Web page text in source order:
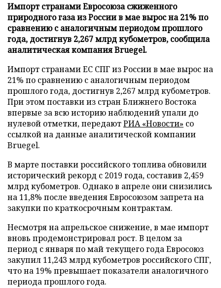
Импорт странами Евросоюза сжиженного
природного газа из России в мае вырос на 21% по
сравнению с аналогичным периодом прошлого
года, достигнув 2,267 млрд кубометров, сообщила
аналитическая компания Bruegel.
Импорт странами ЕС СПГ из России в мае вырос на
21% по сравнению с аналогичным периодом
прошлого года, достигнув 2,267 млрд кубометров.
При этом поставки из стран Ближнего Востока
впервые за всю историю наблюдений упали до
нулевой отметки, передаютРИА «Новости» со
ссылкой на данные аналитической компании
Bruegel.
В марте поставки российского топлива обновили
исторический рекорд с 2019 года, составив 2,459
млрд кубометров. Однако в апреле они снизились
на 11,8% после введения Евросоюзом запрета на
закупки по краткосрочным контрактам.
Несмотря на апрельское снижение, в мае импорт
вновь продемонстрировал рост. В целом за
период с января по май текущего года Евросоюз
закупил 11,243 млрд кубометров российского СПГ,
что на 19% превышает показатели аналогичного
периода прошлого года.